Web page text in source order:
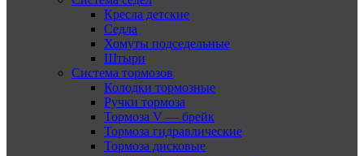
Кресла детские
Седла
Хомуты подседельные
Штыри
Система тормозов
Колодки тормозные
Ручки тормоза
Тормоза V — брейк
Тормоза гидравлические
Тормоза дисковые